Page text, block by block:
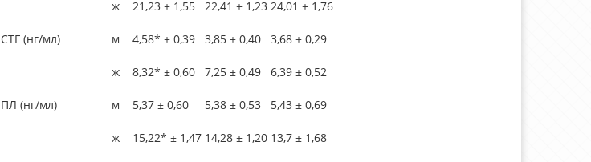
ж 21,23 ± 1,55 22,41 ± 1,23 24,01 ± 1,76
СТГ (нг/мл) м 4,58* ± 0,39 3,85 ± 0,40 3,68 ± 0,29
ж 8,32* ± 0,60 7,25 ± 0,49 6,39 ± 0,52
ПЛ (нг/мл) м 5,37 ± 0,60 5,38 ± 0,53 5,43 ± 0,69
ж 15,22* ± 1,47 14,28 ± 1,20 13,7 ± 1,68